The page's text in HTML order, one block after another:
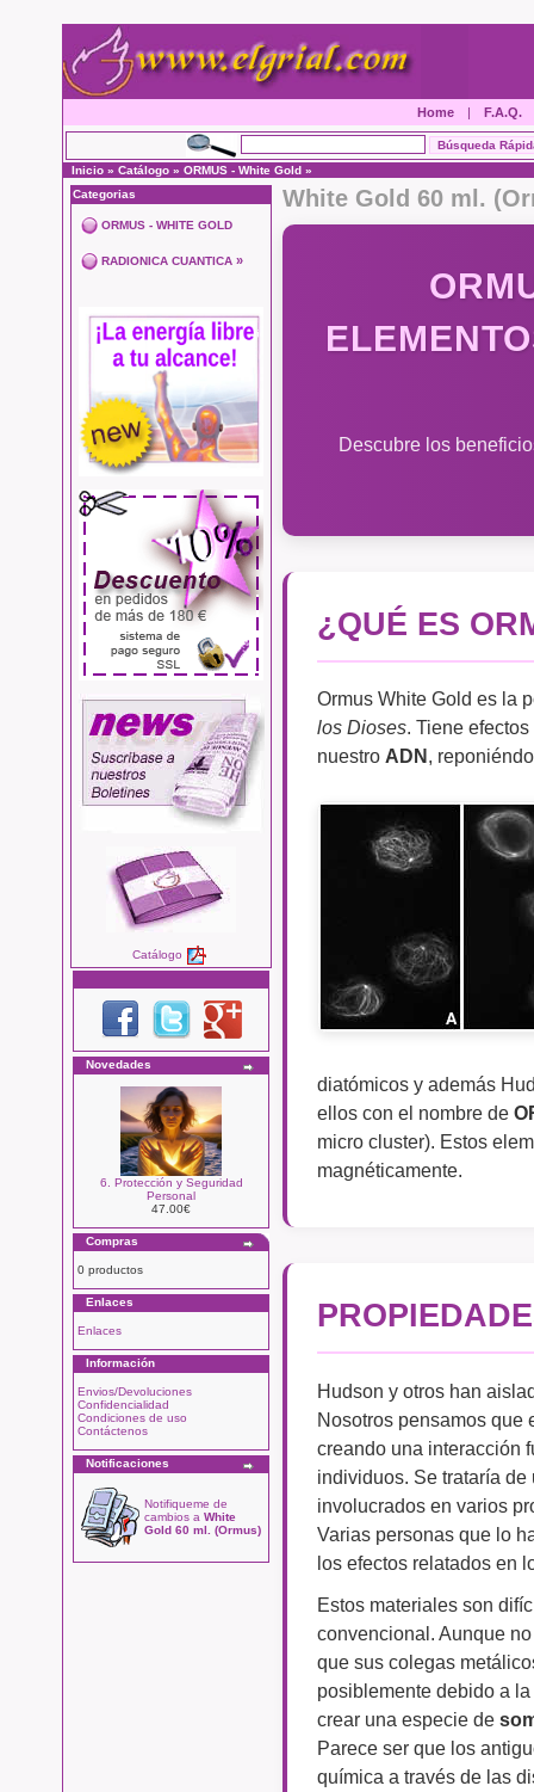
Home | F.A.Q.
Inicio » Catálogo » ORMUS - White Gold »
Categorias
ORMUS - WHITE GOLD
RADIONICA CUANTICA »
Catálogo
Novedades
6. Protección y Seguridad
Personal
47.00€
Compras
0 productos
Enlaces
Enlaces
Información
Envios/Devoluciones
Confidencialidad
Condiciones de uso
Contáctenos
Notificaciones
Notifiqueme de
cambios a White
Gold 60 ml. (Ormus)
White Gold 60 ml.
Descubre los
¿QUÉ ES
Ormus White Gold es la
los Dioses. Tiene
nuestro ADN,
diatómicos y además
ellos con el nombre de
micro cluster). Estos
magnéticamente.
Hudson y otros han
Nosotros pensamos que
creando una interacción
individuos. Se trataría
involucrados en varios
Varias personas que lo
los efectos relatados en
Estos materiales son
convencional. Aunque
que sus colegas
posiblemente debido a
crear una especie de
Parece ser que los
química a través de las